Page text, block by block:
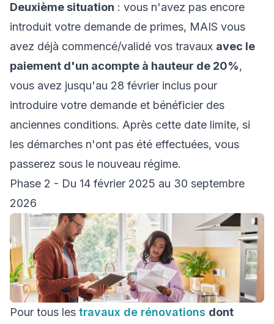
Deuxième situation : vous n'avez pas encore
introduit votre demande de primes, MAIS vous
avez déjà commencé/validé vos travaux avec le
paiement d'un acompte à hauteur de 20%,
vous avez jusqu'au 28 février inclus pour
introduire votre demande et bénéficier des
anciennes conditions. Après cette date limite, si
les démarches n'ont pas été effectuées, vous
passerez sous le nouveau régime.
Phase 2 - Du 14 février 2025 au 30 septembre
2026
Pour tous les travaux de rénovations dont